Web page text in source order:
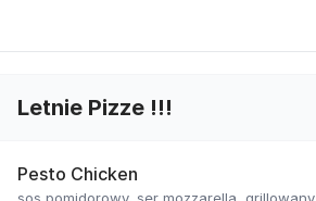
Letnie Pizze !!!
Pesto Chicken